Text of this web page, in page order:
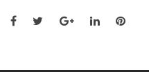
WhatsApp
Facebook
TwitterGoogle+LinkedIn